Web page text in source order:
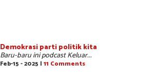
Demokrasi parti politik kita
Baru-baru ini podcast Keluar...
Feb-15 - 2025 | 11 Comments